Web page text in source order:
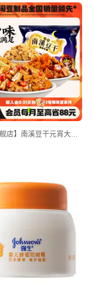
【好巴食旗舰店】南溪豆干元宵大礼包1001g